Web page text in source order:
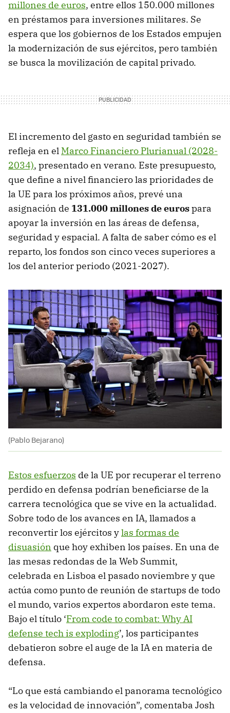
millones de euros, entre ellos 150.000 millones
en préstamos para inversiones militares. Se
espera que los gobiernos de los Estados empujen
la modernización de sus ejércitos, pero también
se busca la movilización de capital privado.
El incremento del gasto en seguridad también se
refleja en el Marco Financiero Plurianual (2028-
2034), presentado en verano. Este presupuesto,
que define a nivel financiero las prioridades de
la UE para los próximos años, prevé una
asignación de 131.000 millones de eurospara
apoyar la inversión en las áreas de defensa,
seguridad y espacial. A falta de saber cómo es el
reparto, los fondos son cinco veces superiores a
los del anterior periodo (2021-2027).
(Pablo Bejarano)
Estos esfuerzos de la UE por recuperar el terreno
perdido en defensa podrían beneficiarse de la
carrera tecnológica que se vive en la actualidad.
Sobre todo de los avances en IA, llamados a
reconvertir los ejércitos ylas formas de
disuasión que hoy exhiben los países. En una de
las mesas redondas de la Web Summit,
celebrada en Lisboa el pasado noviembre y que
actúa como punto de reunión de startups de todo
el mundo, varios expertos abordaron este tema.
Bajo el título ‘From code to combat: Why AI
defense tech is exploding’, los participantes
debatieron sobre el auge de la IA en materia de
defensa.
“Lo que está cambiando el panorama tecnológico
es la velocidad de innovación”, comentaba Josh